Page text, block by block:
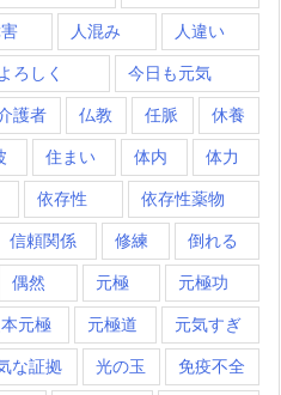
人混み 人違い
ろしく 今日も元気
護者 仏教 任脈 休養
住まい 体内 体力
依存性 依存性薬物
信頼関係 修練 倒れる
偶然 元極 元極功
元極 元極道 元気すぎ
な証拠 光の玉 免疫不全